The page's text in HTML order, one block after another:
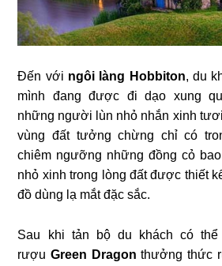
Đến với ngôi làng Hobbiton, du
mình đangđược đi dạo xung
những người lùn nhỏ nhắn xinh
vùng đất tưởng chừng chỉ có
chiêm ngưỡng những đồng cỏ
nhỏ xinh trong lòng đất được thiết
đồ dùng lạ mắt đặc sắc.
Sau khi tản bộ du khách có
rượuGreen Dragon thưởng thức